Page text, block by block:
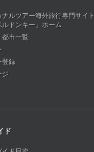
ナルツアー海外旅行専門サイト
ルドンキー」ホーム
都市一覧
登録
ジ
ド